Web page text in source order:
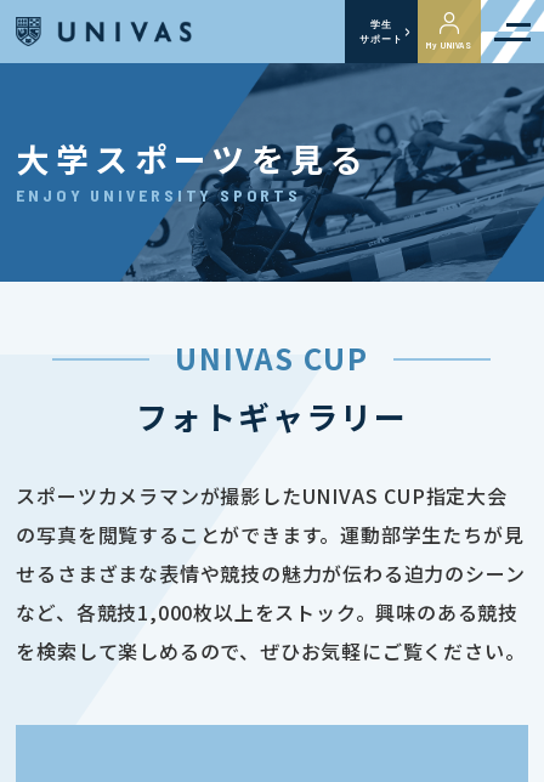
学生
サポート
My UNIVAS
大学スポーツを見る
ENJOY UNIVERSITY SPORTS
UNIVAS CUP
フォトギャラリー
スポーツカメラマンが撮影したUNIVAS CUP指定大会
の写真を閲覧することができます。運動部学生たちが見
せるさまざまな表情や競技の魅力が伝わる迫力のシーン
など、各競技1,000枚以上をストック。興味のある競技
を検索して楽しめるので、ぜひお気軽にご覧ください。